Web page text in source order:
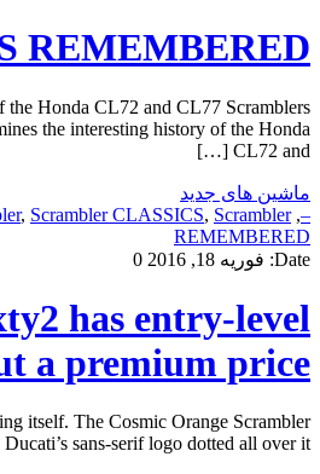
REMEMBERED
Honda CL72 and CL77 Scramblers
the interesting history of the Honda
CL72 and […]
ماشین های جدید
–
,
, Scrambler CLASSICS, Scrambler
REMEMBERED
Date: فوریه 18, 2016 0
has entry-level
a premium price.
itself. The Cosmic Orange Scrambler
sans-serif logo dotted all over it, […]